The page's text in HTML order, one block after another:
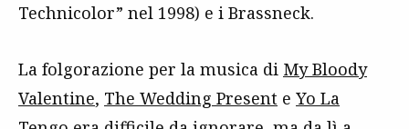
Technicolor” nel 1998) e i Brassneck.
La folgorazione per la musica di My Bloody
Valentine, The Wedding Present e Yo La